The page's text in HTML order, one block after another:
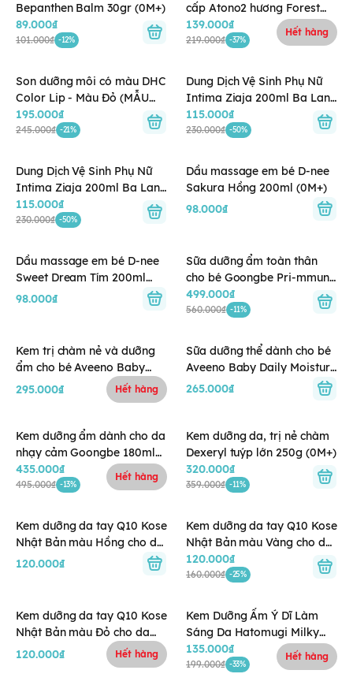
Bepanthen Balm 30gr (0M+)
89.000₫
101.000₫ -12%
cấp Atono2 hương Forest
Fresh cho bé từ 0M+ 1000ml
139.000₫
219.000₫ -37%
Hết hàng
Son dưỡng môi có màu DHC
Color Lip - Màu Đỏ (MẪU
MỚI)
195.000₫
245.000₫ -21%
Dung Dịch Vệ Sinh Phụ Nữ
Intima Ziaja 200ml Ba Lan
(màu Cam - chống viêm)
115.000₫
230.000₫ -50%
Dung Dịch Vệ Sinh Phụ Nữ
Intima Ziaja 200ml Ba Lan
(màu Hồng - viêm nhẹ)
115.000₫
230.000₫ -50%
Dầu massage em bé D-nee
Sakura Hồng 200ml (0M+)
98.000₫
Dầu massage em bé D-nee
Sweet Dream Tím 200ml
(0M+)
98.000₫
Sữa dưỡng ẩm toàn thân
cho bé Goongbe Pri-mmune
Moisture Lotion 350ml
(0M+)
499.000₫
560.000₫ -11%
Kem trị chàm nẻ và dưỡng
ẩm cho bé Aveeno Baby
Eczema Therepy 141g
295.000₫ Hết hàng
Sữa dưỡng thể dành cho bé
Aveeno Baby Daily Moisture
Lotion 227g
265.000₫
Kem dưỡng ẩm dành cho da
nhạy cảm Goongbe 180ml
0M+
435.000₫
495.000₫ -13%
Hết hàng
Kem dưỡng da, trị nẻ chàm
Dexeryl tuýp lớn 250g (0M+)
320.000₫
359.000₫ -11%
Kem dưỡng da tay Q10 Kose
Nhật Bản màu Hồng cho da
nứt nẻ và có tổn thương
Peach)
120.000₫
Kem dưỡng da tay Q10 Kose
Nhật Bản màu Vàng cho da
thường (Whitening
Medicated Moisture Cream)
120.000₫
160.000₫ -25%
Kem dưỡng da tay Q10 Kose
Nhật Bản màu Đỏ cho da
khô, thô ráp, nứt nẻ nhiều
(Whitening Medicated Deep
120.000₫ Hết hàng
Kem Dưỡng Ẩm Ý Dĩ Làm
Sáng Da Hatomugi Milky
Cream (300g)
135.000₫
199.000₫ -33%
Hết hàng